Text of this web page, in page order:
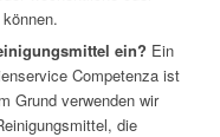
ein? Ein
Competenza ist
Grund verwenden wir
die